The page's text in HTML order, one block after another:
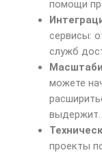
помощи
сервисы:
служб
можете
выдержит.
проекты